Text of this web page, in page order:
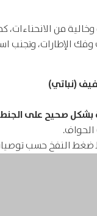
من
وفك الإطارات، وتجنب
(نباتي)
بشكل صحيح على
الحواف.
النفخ حسب